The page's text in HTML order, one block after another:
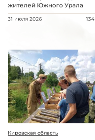
жителей Южного Урала
31 июля 2026 134
Кировская область